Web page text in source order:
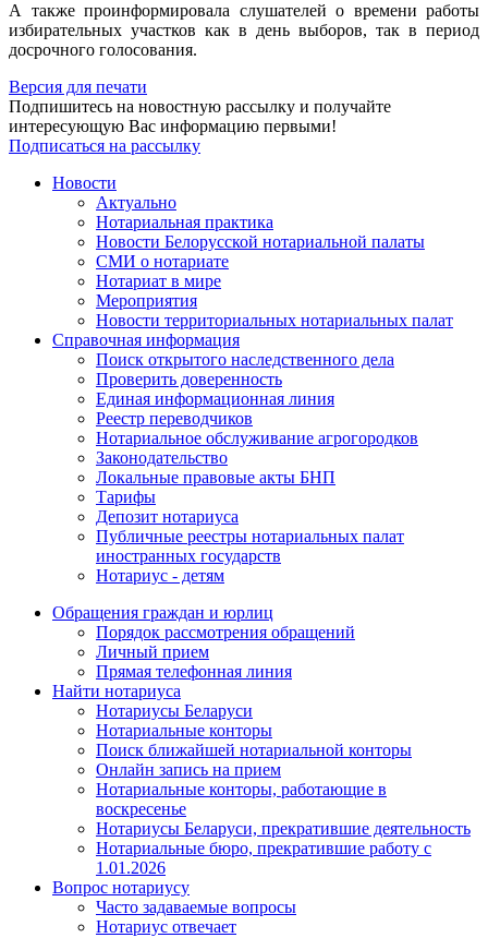
А также проинформировала слушателей о времени работы
избирательных участков как в день выборов, так в период
досрочного голосования.
Версия для печати
Подпишитесь на новостную рассылку и получайте
интересующую Вас информацию первыми!
Подписаться на рассылку
Новости
Актуально
Нотариальная практика
Новости Белорусской нотариальной палаты
СМИ о нотариате
Нотариат в мире
Мероприятия
Новости территориальных нотариальных палат
Справочная информация
Поиск открытого наследственного дела
Проверить доверенность
Единая информационная линия
Реестр переводчиков
Нотариальное обслуживание агрогородков
Законодательство
Локальные правовые акты БНП
Тарифы
Депозит нотариуса
Публичные реестры нотариальных палат
иностранных государств
Нотариус - детям
Обращения граждан и юрлиц
Порядок рассмотрения обращений
Личный прием
Прямая телефонная линия
Найти нотариуса
Нотариусы Беларуси
Нотариальные конторы
Поиск ближайшей нотариальной конторы
Онлайн запись на прием
Нотариальные конторы, работающие в
воскресенье
Нотариусы Беларуси, прекратившие деятельность
Нотариальные бюро, прекратившие работу с
1.01.2026
Вопрос нотариусу
Часто задаваемые вопросы
Нотариус отвечает